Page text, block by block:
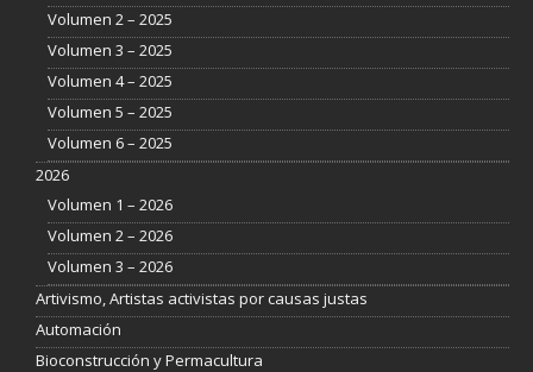
Volumen 2 – 2025
Volumen 3 – 2025
Volumen 4 – 2025
Volumen 5 – 2025
Volumen 6 – 2025
2026
Volumen 1 – 2026
Volumen 2 – 2026
Volumen 3 – 2026
Artivismo, Artistas activistas por causas justas
Automación
Bioconstrucción y Permacultura